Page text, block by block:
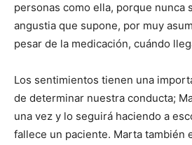
personas como ella, porque nunca
angustia que supone, por muy
pesar de la medicación, cuándo
Los sentimientos tienen una
de determinar nuestra conducta;
una vez y lo seguirá haciendo a
fallece un paciente. Marta también